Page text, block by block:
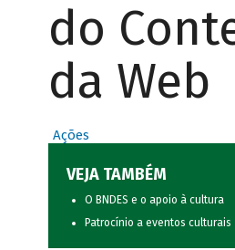
do
da Web
Ações
VEJA TAMBÉM
O BNDES e o apoio à cultura
Patrocínio a eventos culturais